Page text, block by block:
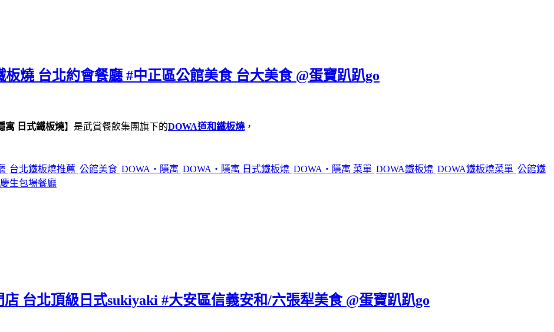
燒 台北約會餐廳 #中正區公館美食 台大美食 @蛋寶趴趴go
寓 日式鐵板燒】是武賞餐飲集團旗下的DOWA道和鐵板燒 ，
台北鐵板燒推薦 公館美食 DOWA・隱寓 DOWA・隱寓 日式鐵板燒 DOWA・隱寓 菜單 DOWA鐵板燒 DOWA鐵板燒菜單 公館鐵
慶生包場餐廳
台北頂級日式sukiyaki #大安區信義安和/六張犁美食 @蛋寶趴趴go